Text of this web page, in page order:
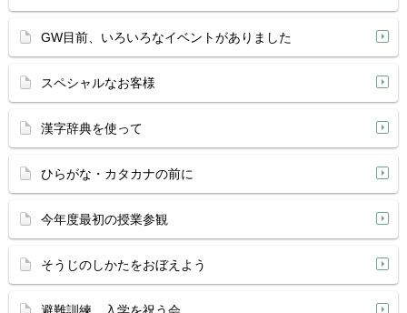
GW目前、いろいろなイベントがありました
スペシャルなお客様
漢字辞典を使って
ひらがな・カタカナの前に
今年度最初の授業参観
そうじのしかたをおぼえよう